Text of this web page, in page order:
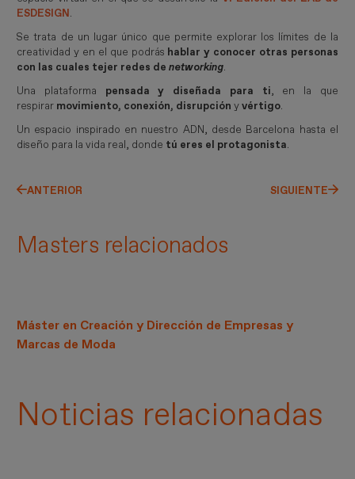
ESDESIGN.
Se trata de un lugar único que permite explorar los límites de la
creatividad y en el que podrás hablar y conocer otras personas
con las cuales tejer redes denetworking.
Una plataforma pensada y diseñada para ti, en la que
respirar movimiento, conexión, disrupciónyvértigo.
Un espacio inspirado en nuestro ADN, desde Barcelona hasta el
diseño para la vida real, donde tú eres el protagonista.
ANTERIOR SIGUIENTE
Masters relacionados
Máster en Creación y Dirección de Empresas y
Marcas de Moda
Noticias relacionadas